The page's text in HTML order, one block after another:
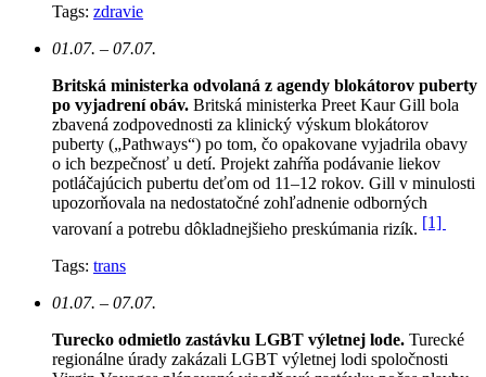
Tags: zdravie
01.07. – 07.07.
Britská ministerka odvolaná z agendy blokátorov puberty
po vyjadrení obáv. Britská ministerka Preet Kaur Gill bola
zbavená zodpovednosti za klinický výskum blokátorov
puberty („Pathways“) po tom, čo opakovane vyjadrila obavy
o ich bezpečnosť u detí. Projekt zahŕňa podávanie liekov
potláčajúcich pubertu deťom od 11–12 rokov. Gill v minulosti
upozorňovala na nedostatočné zohľadnenie odborných
varovaní a potrebu dôkladnejšieho preskúmania rizík. [1]
Tags: trans
01.07. – 07.07.
Turecko odmietlo zastávku LGBT výletnej lode. Turecké
regionálne úrady zakázali LGBT výletnej lodi spoločnosti